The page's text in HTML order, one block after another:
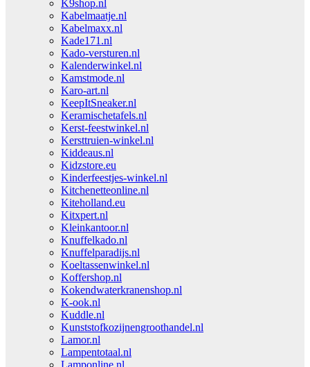
K9shop.nl
Kabelmaatje.nl
Kabelmaxx.nl
Kade171.nl
Kado-versturen.nl
Kalenderwinkel.nl
Kamstmode.nl
Karo-art.nl
KeepItSneaker.nl
Keramischetafels.nl
Kerst-feestwinkel.nl
Kersttruien-winkel.nl
Kiddeaus.nl
Kidzstore.eu
Kinderfeestjes-winkel.nl
Kitchenetteonline.nl
Kiteholland.eu
Kitxpert.nl
Kleinkantoor.nl
Knuffelkado.nl
Knuffelparadijs.nl
Koeltassenwinkel.nl
Koffershop.nl
Kokendwaterkranenshop.nl
K-ook.nl
Kuddle.nl
Kunststofkozijnengroothandel.nl
Lamor.nl
Lampentotaal.nl
Lamponline.nl